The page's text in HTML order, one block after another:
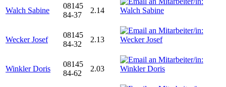
Walch Sabine
08145
84-37
2.14
Wecker Josef
08145
84-32
2.13
Winkler Doris
08145
84-62
2.03